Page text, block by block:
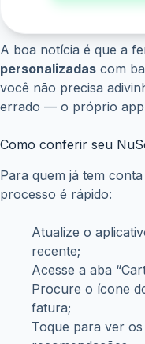
A boa notícia é que a
personalizadas com
você não precisa
errado — o próprio app
Como conferir seu
Para quem já tem
processo é rápido:
Atualize o
recente;
Acesse a aba
Procure o ícone
fatura;
Toque para ver